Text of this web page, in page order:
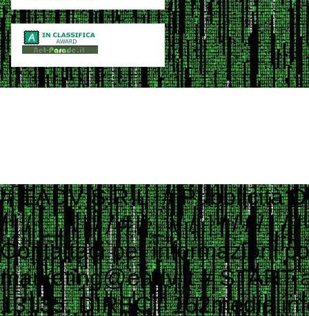
# EADV S.R.L. # Pubblicità Digitale e Programmatic Advertising # ___ ____ _ __ # ___ / | / __ \ | / / # / _ \/ /| | / / / / | / / # / __/ ___ |/ /_/ /| |/ / # \___/_/ |_/_____/ |___/ # # Contattaci per informazioni commerciali # Website: www.eadv.it # Email: marketing@eadv.it # START ads.txt - vocidallastrada.org - 2023-10-18 14:39:45 eadv.it, 13135, DIRECT 152media.info, 152M10, RESELLER 33across.com, 0010b00002MptHCAAZ, RESELLER, bbea06d9c4d2853c 33across.com, 0010b00002T3JniAAF, RESELLER, bbea06d9c4d2853c 33across.com, 0010b00002cGp2AAAS, RESELLER, bbea06d9c4d2853c 33across.com, 0013300001kQj2HAAS, RESELLER, bbea06d9c4d2853c 33across.com, 0015a00002oUk4aAAC, RESELLER, bbea06d9c4d2853c 33across.com, 0015a00003DKg9ZAAT, RESELLER, bbea06d9c4d2853c ad.plus, 352349, RESELLER adagio.io, 1294, RESELLER adcolony.com, 496220845654deec, RESELLER, 1ad675c9de6b5176 adform.com, 1226, RESELLER adform.com, 1819, RESELLER, 9f5210a2f0999e32 adform.com, 1889, RESELLER adform.com, 1943, RESELLER adform.com, 2110, RESELLER adform.com, 2112, RESELLER adform.com, 2437, RESELLER, 9f5210a2f0999e32 adform.com, 2464, RESELLER, 9f5210a2f0999e32 adform.com, 3027, RESELLER adform.com, 622, RESELLER adipolo.com, 617128b0fe110c0ddd7603b4, RESELLER admanmedia.com, 43, RESELLER admixer.net, b6d49994-83c5-4ff9-aa8a-c9eb99d1bc8c, RESELLER adsinteractive.hu, 258, RESELLER adswizz.com, consumable, RESELLER adswizz.com, entravision, RESELLER adswizz.com, targetspot, RESELLER adtech.com, 4687, RESELLER adtelligent.com, 537714, RESELLER advertising.com, 14832, RESELLER advertising.com, 21483, RESELLER advertising.com, 23089, RESELLER advertising.com, 28246, RESELLER advertising.com, 28305, RESELLER advertising.com, 28335, RESELLER, e1a5b5b6e3255540 advertising.com, 6814, RESELLER advertising.com, 7574, RESELLER adyoulike.com, 83d15ef72d387a1e60e5a1399a2b0c03, RESELLER adyoulike.com, b3e21aeb2e950aa59e5e8cc1b6dd6f8e, RESELLER, 4ad745ead2958bf7 adyoulike.com, b4bf4fdd9b0b915f746f6747ff432bde, RESELLER, 4ad745ead2958bf7 ampliffy.com, 5037, RESELLER amxrtb.com, 105199548, RESELLER aniview.com, 5e82edf1634339243920a8e5, RESELLER, 78b21b97965ec3f8 aniview.com, 5ef4bc022e79664d2b473869, RESELLER, 78b21b97965ec3f8 aol.com, 27093, RESELLER aol.com, 46658, RESELLER aol.com, 58905, RESELLER, e1a5b5b6e3255540 aolcloud.net, 4687, RESELLER appads.in, 107606, RESELLER appnexus.com, 10040, RESELLER, f5ab79cb980f11d1 appnexus.com, 10200, RESELLER, f5ab79cb980f11d1 appnexus.com, 10239, RESELLER, f5ab79cb980f11d1 appnexus.com, 10371, RESELLER, f5ab79cb980f11d1 appnexus.com, 11470, RESELLER appnexus.com, 11487, RESELLER, f5ab79cb980f11d1 appnexus.com, 11664, RESELLER, f5ab79cb980f11d1 appnexus.com, 11786, RESELLER, f5ab79cb980f11d1 appnexus.com, 11924, RESELLER, f5ab79cb980f11d1 appnexus.com, 12223, RESELLER, f5ab79cb980f11d1 appnexus.com, 12290, RESELLER, f5ab79cb980f11d1 appnexus.com, 12637, RESELLER, f5ab79cb980f11d1 appnexus.com, 13044, RESELLER, f5ab79cb980f11d1 appnexus.com, 13099, RESELLER, f5ab79cb980f11d1 appnexus.com, 13381, RESELLER, f5ab79cb980f11d1 appnexus.com, 1356, RESELLER, f5ab79cb980f11d1 appnexus.com, 1360, RESELLER, f5ab79cb980f11d1 appnexus.com, 13701, RESELLER, f5ab79cb980f11d1 appnexus.com, 14077, RESELLER appnexus.com, 14416, RESELLER,